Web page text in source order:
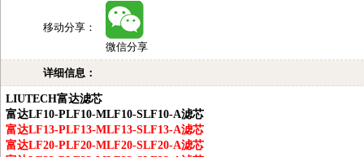
移动分享：
微信分享
详细信息：
LIUTECH富达滤芯
富达LF10-PLF10-MLF10-SLF10-A滤芯
富达LF13-PLF13-MLF13-SLF13-A滤芯
富达LF20-PLF20-MLF20-SLF20-A滤芯